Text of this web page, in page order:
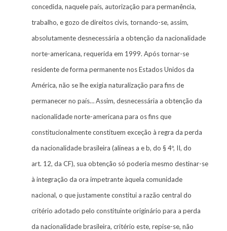
concedida, naquele país, autorização para permanência,
trabalho, e gozo de direitos civis, tornando-se, assim,
absolutamente desnecessária a obtenção da nacionalidade
norte-americana, requerida em 1999. Após tornar-se
residente de forma permanente nos Estados Unidos da
América, não se lhe exigia naturalização para fins de
permanecer no país… Assim, desnecessária a obtenção da
nacionalidade norte-americana para os fins que
constitucionalmente constituem exceção à regra da perda
da nacionalidade brasileira (alíneas a e b, do § 4º, II, do
art. 12, da CF), sua obtenção só poderia mesmo destinar-se
à integração da ora impetrante àquela comunidade
nacional, o que justamente constitui a razão central do
critério adotado pelo constituinte originário para a perda
da nacionalidade brasileira, critério este, repise-se, não